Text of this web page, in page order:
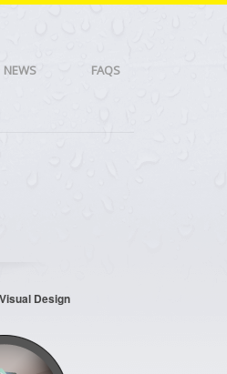
NEWS FAQS
Design